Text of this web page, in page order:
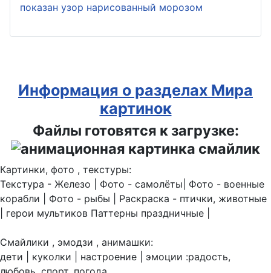
показан узор нарисованный морозом
Информация о разделах Мира
картинок
Файлы готовятся к загрузке:
Картинки, фото , текстуры:
Текстура - Железо | Фото - самолёты| Фото - военные
корабли | Фото - рыбы | Раскраска - птички, животные
| герои мультиков Паттерны праздничные |
Смайлики , эмодзи , анимашки:
дети | куколки | настроение | эмоции :радость,